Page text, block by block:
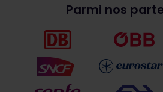
Parmi nos